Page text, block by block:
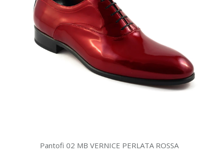
Pantofi 02 MB VERNICE PERLATA ROSSA